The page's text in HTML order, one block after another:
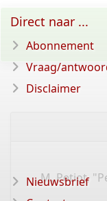
M. Petiot,
Direct naar ...
Abonnement
Vraag/
Disclaimer
Nieuwsbrief